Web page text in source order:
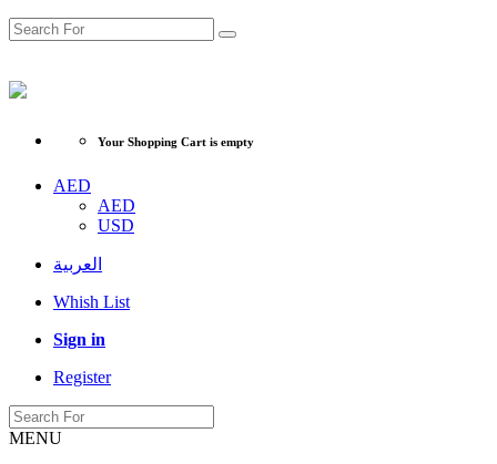
Your Shopping Cart is empty
AED
AED
USD
العربية
Whish List
Sign in
Register
MENU